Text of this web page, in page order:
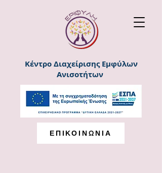
ΕΠΙΚΟΙΝΩΝΙΑ
Κέντρο Διαχείρισης Εμφύλων
Ανισοτήτων